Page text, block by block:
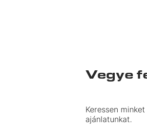
Vegye
Keressen
ajánlatunkat.